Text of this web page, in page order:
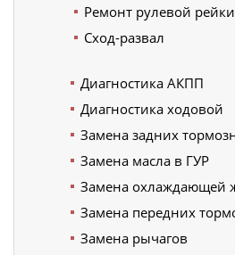
Ремонт рулевой рейки
Сход-развал
Диагностика АКПП
Диагностика ходовой
Замена задних
Замена масла в ГУР
Замена охлаждающей
Замена передних
Замена рычагов